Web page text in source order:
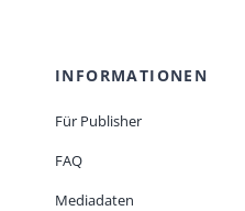
INFORMATIONEN
Für Publisher
FAQ
Mediadaten